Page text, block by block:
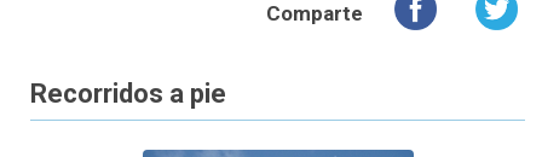
Comparte
Recorridos a pie